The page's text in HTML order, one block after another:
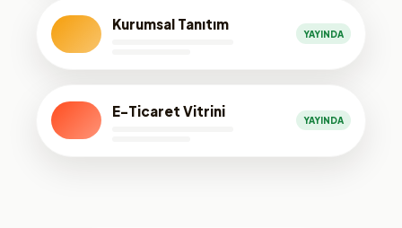
Kurumsal Tanıtım
YAYINDA
E-Ticaret Vitrini
YAYINDA